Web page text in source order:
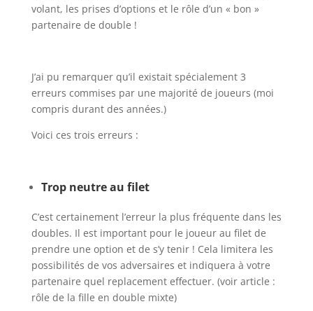
volant, les prises d’options et le rôle d’un « bon »
partenaire de double !
J’ai pu remarquer qu’il existait spécialement 3
erreurs commises par une majorité de joueurs (moi
compris durant des années.)
Voici ces trois erreurs :
Trop neutre au filet
C’est certainement l’erreur la plus fréquente dans les
doubles. Il est important pour le joueur au filet de
prendre une option et de s’y tenir ! Cela limitera les
possibilités de vos adversaires et indiquera à votre
partenaire quel replacement effectuer. (voir article :
rôle de la fille en double mixte)